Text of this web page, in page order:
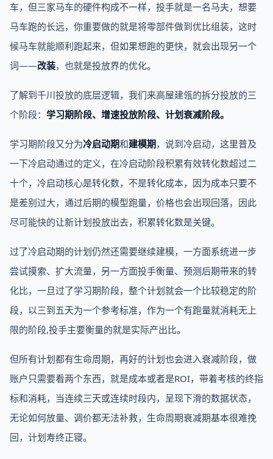
车，但三家马车的硬件构成不一样，投手就是一名马夫，想要
马车跑的长远，你重要做的就是将零部件做到优比组装，这时
候马车就能顺利跑起来，但如果想跑的更快，就会出现另一个
词——改装，也就是投放界的优化。
了解到千川投放的底层逻辑，我们来高屋建瓴的拆分投放的三
个阶段： 学习期阶段、增速投放阶段、计划衰减阶段。
学习期阶段又分为冷启动期和建模期，说到冷启动，这里普及
一下冷启动通过的定义，在冷启动阶段积累有效转化数超过二
十个，冷启动核心是转化数，不是转化成本，因为成本只要不
是差别过大，通过后期的模型跑量，价格也会出现回落，因此
尽可能快的让新计划投放出去，积累转化数是关键。
过了冷启动期的计划仍然还需要继续建模，一方面系统进一步
尝试摸索、扩大流量，另一方面投手衡量、预测后期带来的转
化比，一旦过了学习期阶段，整个计划就会一个比较稳定的阶
段，以三到五天为一个参考标准，作为一个有跑量就消耗无上
限的阶段,投手主要衡量的就是实际产出比。
但所有计划都有生命周期，再好的计划也会进入衰减阶段，做
账户只需要看两个东西，就是成本或者是ROI，带着考核的终指
标和消耗，当连续三天或连续时段内，呈现下滑的数据状态，
无论如何放量、调价都无法补救，生命周期衰减期基本很难挽
回，计划寿终正寝。